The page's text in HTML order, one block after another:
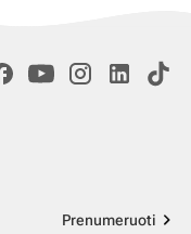
Prenumeruoti